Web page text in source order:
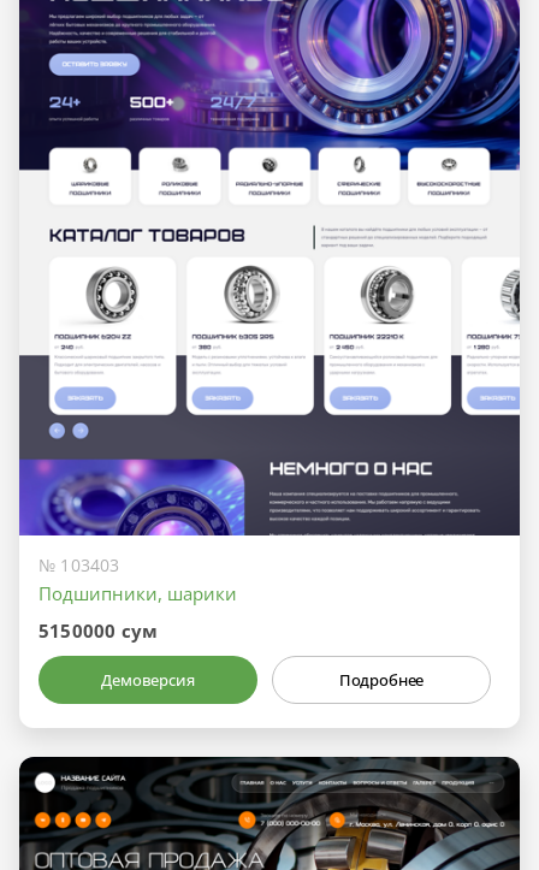
№ 103403
Подшипники, шарики
5150000 сум
Демоверсия Подробнее